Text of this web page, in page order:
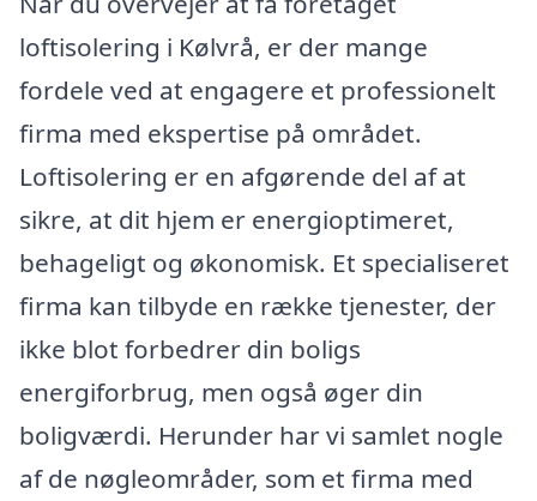
loftisolering i Kølvrå, er der mange
fordele ved at engagere et professionelt
firma med ekspertise på området.
Loftisolering er en afgørende del af at
sikre, at dit hjem er energioptimeret,
behageligt og økonomisk. Et specialiseret
firma kan tilbyde en række tjenester, der
ikke blot forbedrer din boligs
energiforbrug, men også øger din
boligværdi. Herunder har vi samlet nogle
af de nøgleområder, som et firma med